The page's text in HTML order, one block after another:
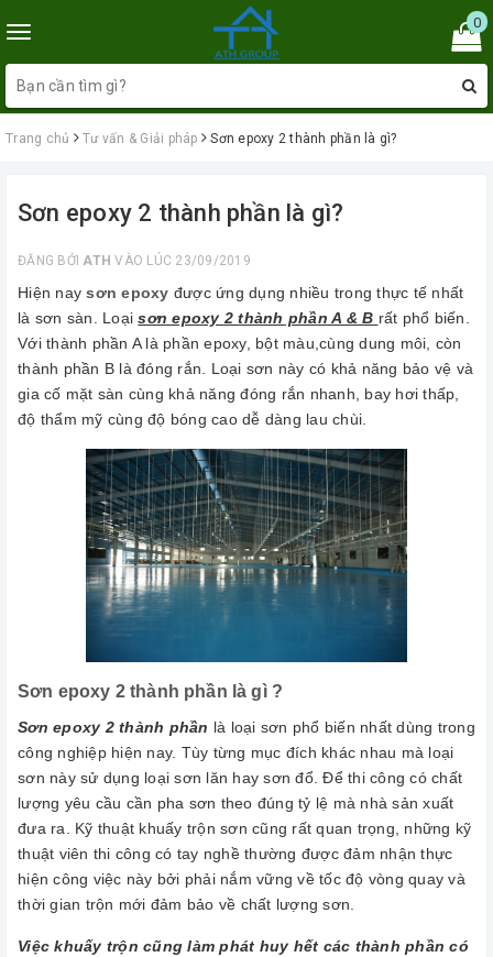
Toggle
navigation
0
Trang chủ Tư vấn & Giải pháp Sơn epoxy 2 thành phần là gì?
Sơn epoxy 2 thành phần là gì?
ĐĂNG BỞIATH VÀO LÚC 23/09/2019
Hiện nay sơn epoxy được ứng dụng nhiều trong thực tế nhất
là sơn sàn. Loạisơn epoxy 2 thành phần A & B rất phổ biến.
Với thành phần A là phần epoxy, bột màu,cùng dung môi, còn
thành phần B là đóng rắn. Loại sơn này có khả năng bảo vệ và
gia cố mặt sàn cùng khả năng đóng rắn nhanh, bay hơi thấp,
độ thẩm mỹ cùng độ bóng cao dễ dàng lau chùi.
Sơn epoxy 2 thành phần là gì ?
Sơn epoxy 2 thành phần là loại sơn phổ biến nhất dùng trong
công nghiệp hiện nay. Tùy từng mục đích khác nhau mà loại
sơn này sử dụng loại sơn lăn hay sơn đổ. Để thi công có chất
lượng yêu cầu cần pha sơn theo đúng tỷ lệ mà nhà sản xuất
đưa ra. Kỹ thuật khuấy trộn sơn cũng rất quan trọng, những kỹ
thuật viên thi công có tay nghề thường được đảm nhận thực
hiện công việc này bởi phải nắm vững về tốc độ vòng quay và
thời gian trộn mới đảm bảo về chất lượng sơn.
Việc khuấy trộn cũng làm phát huy hết các thành phần có